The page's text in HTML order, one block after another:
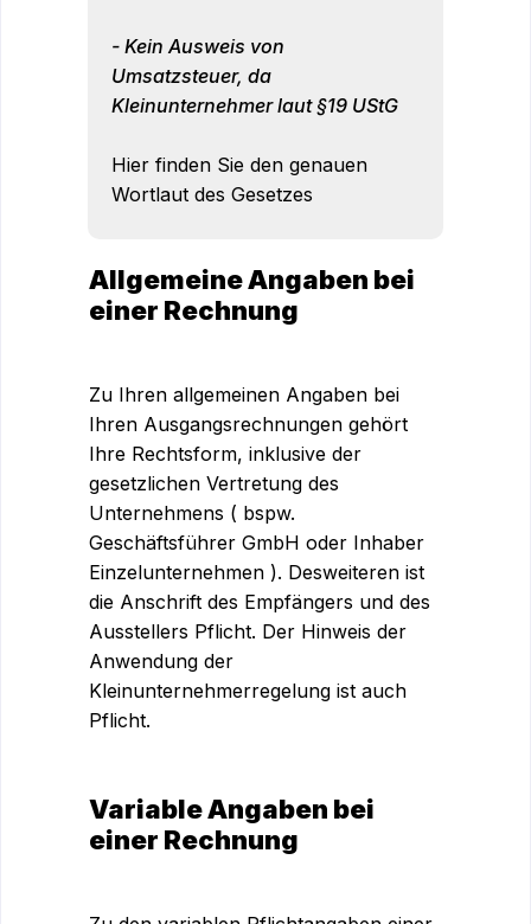
- Kein Ausweis von
Umsatzsteuer, da
Kleinunternehmer laut §19 UStG
Hier finden Sie den genauen
Wortlaut des Gesetzes
Allgemeine Angaben bei
einer Rechnung
Zu Ihren allgemeinen Angaben bei
Ihren Ausgangsrechnungen gehört
Ihre Rechtsform, inklusive der
gesetzlichen Vertretung des
Unternehmens ( bspw.
Geschäftsführer GmbH oder Inhaber
Einzelunternehmen ). Desweiteren ist
die Anschrift des Empfängers und des
Ausstellers Pflicht. Der Hinweis der
Anwendung der
Kleinunternehmerregelung ist auch
Pflicht.
Variable Angaben bei
einer Rechnung